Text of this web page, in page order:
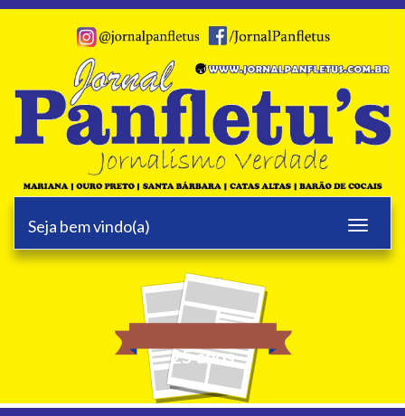
Toggle
Seja bem vindo(a)
25 anos